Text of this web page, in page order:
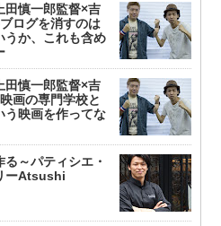
田慎一郎監督×吉
ログを消すのは
うか、これも含め
田慎一郎監督×吉
画の専門学校と
う映画を作ってな
～パティシエ・
ーAtsushi